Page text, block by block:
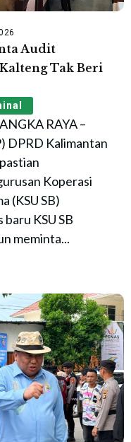
Audit
Tak Beri
RAYA –
DPRD Kalimantan
Koperasi
(KSU SB)
KSU SB
meminta...